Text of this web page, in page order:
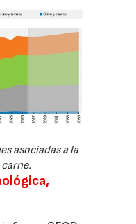
asociadas a la